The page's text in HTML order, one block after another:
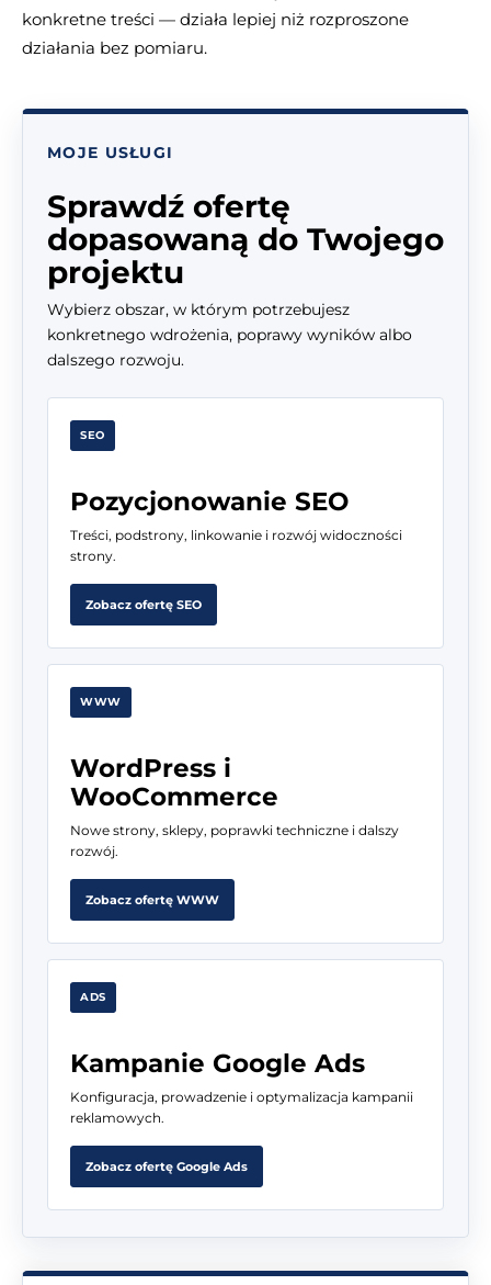
konkretne treści — działa lepiej niż rozproszone
działania bez pomiaru.
MOJE USŁUGI
Sprawdź ofertę
dopasowaną do Twojego
projektu
Wybierz obszar, w którym potrzebujesz
konkretnego wdrożenia, poprawy wyników albo
dalszego rozwoju.
SEO
Pozycjonowanie SEO
Treści, podstrony, linkowanie i rozwój widoczności
strony.
Zobacz ofertę SEO
WWW
WordPress i
WooCommerce
Nowe strony, sklepy, poprawki techniczne i dalszy
rozwój.
Zobacz ofertę WWW
ADS
Kampanie Google Ads
Konfiguracja, prowadzenie i optymalizacja kampanii
reklamowych.
Zobacz ofertę Google Ads